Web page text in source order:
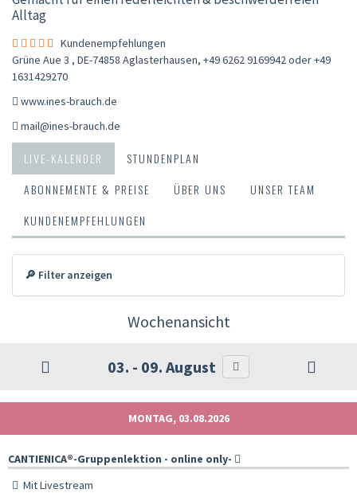
Alltag
Kundenempfehlungen
Grüne Aue 3 , DE-74858 Aglasterhausen, +49 6262 9169942 oder +49
1631429270
www.ines-brauch.de
mail@ines-brauch.de
LIVE-KALENDER
STUNDENPLAN
ABONNEMENTE & PREISE
ÜBER UNS
UNSER TEAM
KUNDENEMPFEHLUNGEN
🔎 Filter anzeigen
Wochenansicht
03. - 09. August
MONTAG, 03.08.2026
CANTIENICA®️-Gruppenlektion - online only-
Mit Livestream